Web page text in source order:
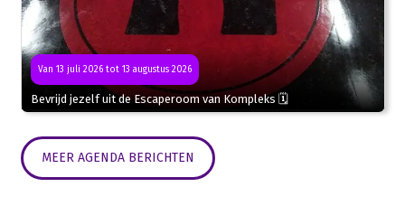
Van 13 juli 2026 tot 13 augustus 2026
Bevrijd jezelf uit de Escaperoom van Kompleks 🗓
MEER AGENDA BERICHTEN